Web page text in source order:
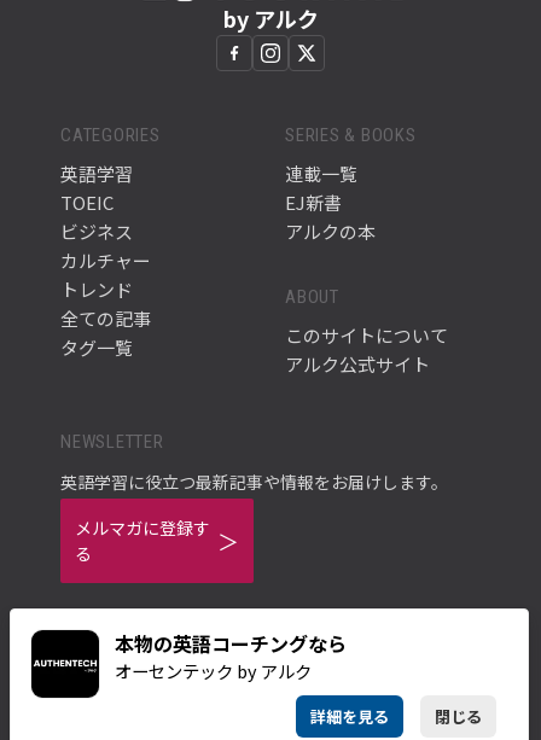
本物の英語コーチングなら
オーセンテック by アルク
詳細を見る 閉じる
by アルク
CATEGORIES
英語学習
TOEIC
ビジネス
カルチャー
トレンド
全ての記事
タグ一覧
SERIES & BOOKS
連載一覧
EJ新書
アルクの本
ABOUT
このサイトについて
アルク公式サイト
NEWSLETTER
英語学習に役立つ最新記事や情報をお届けします。
メルマガに登録す
る
ご利用規約
プライバシーポリシー